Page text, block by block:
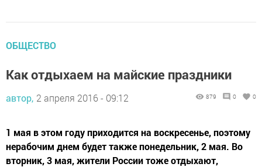
ОБЩЕСТВО
Как отдыхаем на майские праздники
автор, 2 апреля 2016 - 09:12 879 0 0
1 мая в этом году приходится на воскресенье, поэтому
нерабочим днем будет также понедельник, 2 мая. Во
вторник, 3 мая, жители России тоже отдыхают,